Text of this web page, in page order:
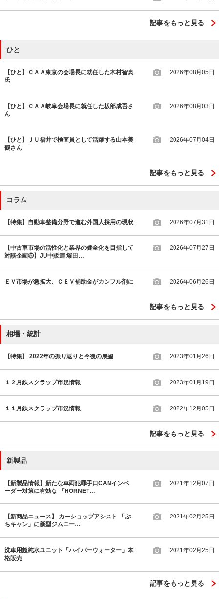
記事をもっと見る
ひと
【ひと】ＣＡＡ東京の会場長に就任した木村智典
氏
2026年08月05日
【ひと】ＣＡＡ岐阜会場長に就任した坂部成吾さ
ん
2026年08月03日
【ひと】ＪＵ福井で検査員として活躍する山本美
鶴さん
2026年07月04日
記事をもっと見る
コラム
【特集】自動車整備分野で進む外国人採用の現状 2026年07月31日
【中古車市場の活性化と業界の健全化を目指して
対談企画⑤】JU中販連 塚田…
2026年07月27日
ＥＶ市場が急拡大、ＣＥＶ補助金がカンフル剤に 2026年06月26日
記事をもっと見る
相場・統計
【特集】 2022年の振り返りと今後の展望 2023年01月26日
１２月鉄スクラップ市況情報 2023年01月19日
１１月鉄スクラップ市況情報 2022年12月05日
記事をもっと見る
新製品
【新製品情報】新たな車両犯罪手口CANインベ
ーダー対策に有効な 「HORNET…
2021年12月07日
【新商品ニュース】 カーショップアシスト 「ぷ
ちキャン」に新型ジムニー…
2021年02月25日
洗車用超純水ユニット「ハイパーウォーター」本
格販売
2021年02月25日
記事をもっと見る